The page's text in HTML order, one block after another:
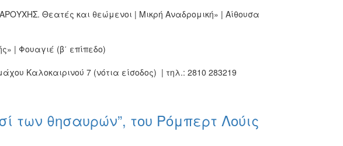
Θεατές και θεώμενοι | Μικρή Αναδρομική» | Αίθουσα
| Φουαγιέ (β΄ επίπεδο)
Καλοκαιρινού 7 (νότια είσοδος) | τηλ.: 2810 283219
των θησαυρών”, του Ρόμπερτ Λούις